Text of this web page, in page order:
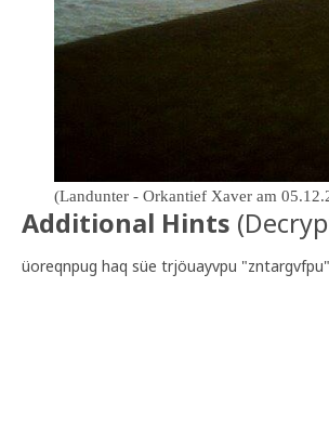
(Landunter - Orkantief Xaver am
Additional Hints (
üoreqnpug haq süe trjöuayvpu "zntargvfpu"